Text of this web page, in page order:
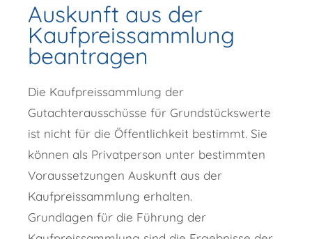
Auskunft aus der
Kaufpreissammlung
beantragen
Die Kaufpreissammlung der
Gutachterausschüsse für Grundstückswerte
ist nicht für die Öffentlichkeit bestimmt. Sie
können als Privatperson unter bestimmten
Voraussetzungen Auskunft aus der
Kaufpreissammlung erhalten.
Grundlagen für die Führung der